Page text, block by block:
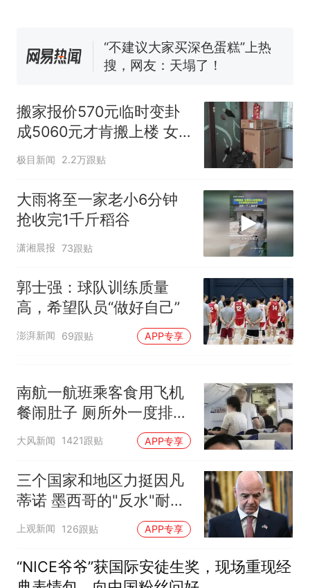
已叫停招聘，成立调查组全面
核查
“不建议大家买深色蛋糕”上热
搜，网友：天塌了！
因老师一句“跟我回家”改写了
人生
搬家报价570元临时变卦
成5060元才肯搬上楼 女
子傻眼
极目新闻 2.2万跟贴
大雨将至一家老小6分钟
抢收完1千斤稻谷
潇湘晨报 73跟贴
郭士强：球队训练质量
高，希望队员“做好自己”
澎湃新闻 69跟贴 APP专享
南航一航班乘客食用飞机
餐闹肚子 厕所外一度排长
队
大风新闻 1421跟贴 APP专享
三个国家和地区力挺因凡
蒂诺 墨西哥的"反水"耐人
寻味
上观新闻 126跟贴 APP专享
“NICE爷爷”获国际安徒生奖，现场重现经